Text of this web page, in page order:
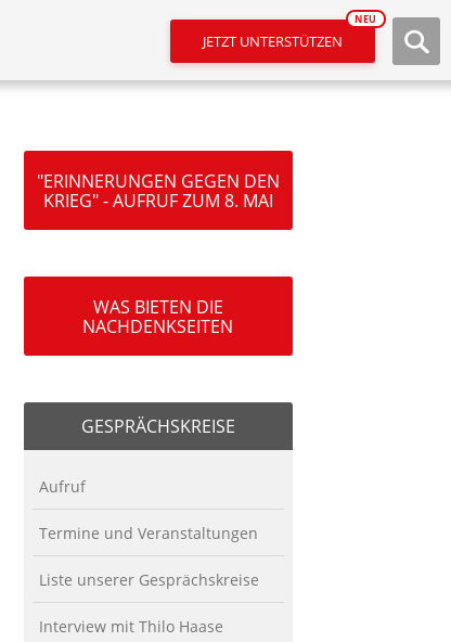
JETZT UNTERSTÜTZEN
NEU
"ERINNERUNGEN GEGEN DEN
KRIEG" - AUFRUF ZUM 8. MAI
WAS BIETEN DIE
NACHDENKSEITEN
GESPRÄCHSKREISE
Aufruf
Termine und Veranstaltungen
Liste unserer Gesprächskreise
Interview mit Thilo Haase